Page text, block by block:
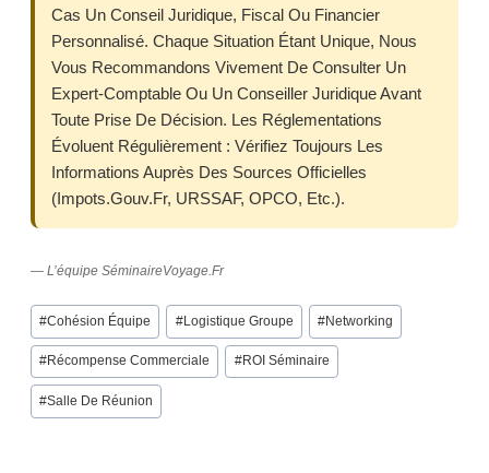
Cas Un Conseil Juridique, Fiscal Ou Financier
Personnalisé. Chaque Situation Étant Unique, Nous
Vous Recommandons Vivement De Consulter Un
Expert-Comptable Ou Un Conseiller Juridique Avant
Toute Prise De Décision. Les Réglementations
Évoluent Régulièrement : Vérifiez Toujours Les
Informations Auprès Des Sources Officielles
(impots.gouv.fr, URSSAF, OPCO, Etc.).
— L’équipe SéminaireVoyage.fr
Post
Tags:
#Cohésion Équipe #Logistique Groupe #Networking
#Récompense Commerciale #ROI Séminaire
#Salle De Réunion